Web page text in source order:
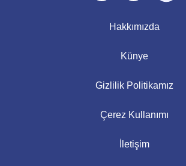
Hakkımızda
Künye
Gizlilik Politikamız
Çerez Kullanımı
İletişim